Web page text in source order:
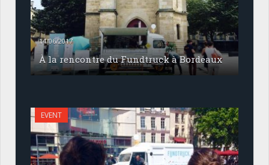
14/06/2017
À la rencontre du Fundtruck à Bordeaux
EVENT